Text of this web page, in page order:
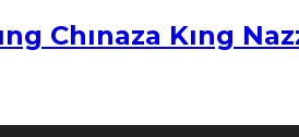
Chınaza Kıng